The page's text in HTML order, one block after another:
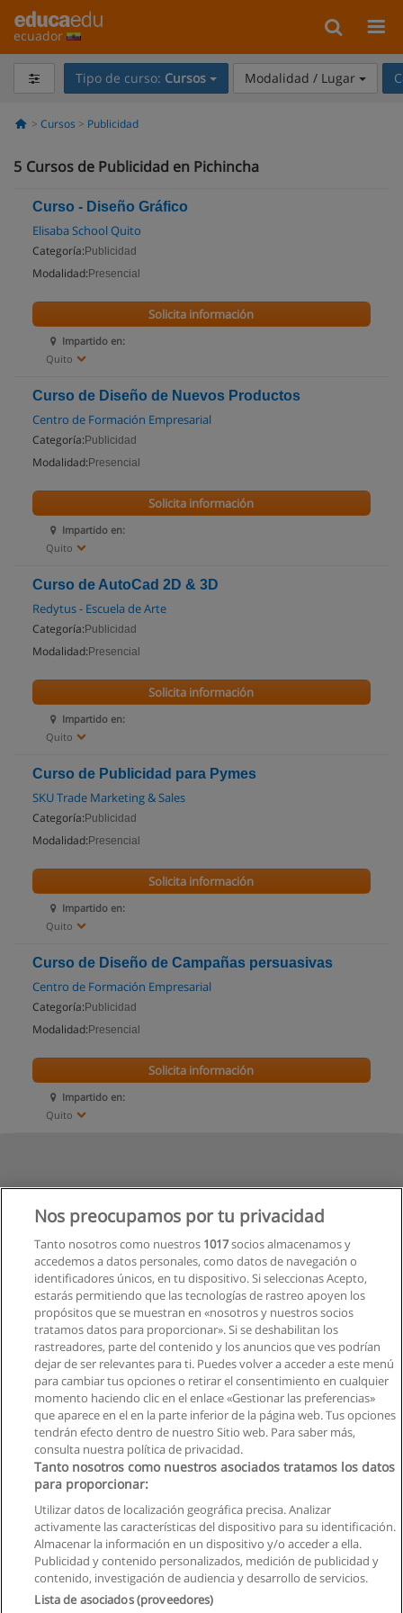
ecuador
Tipo de curso: Cursos Modalidad / Lugar
Cursos Publicidad
5 Cursos de Publicidad en Pichincha
Curso - Diseño Gráfico
Elisaba School Quito
Categoría: Publicidad
Modalidad: Presencial
Impartido en:
Quito
Solicita información
Curso de Diseño de Nuevos Productos
Centro de Formación Empresarial
Categoría: Publicidad
Modalidad: Presencial
Impartido en:
Quito
Solicita información
Curso de AutoCad 2D & 3D
Redytus - Escuela de Arte
Categoría: Publicidad
Modalidad: Presencial
Impartido en:
Quito
Solicita información
Curso de Publicidad para Pymes
SKU Trade Marketing & Sales
Categoría: Publicidad
Modalidad: Presencial
Impartido en:
Quito
Solicita información
Curso de Diseño de Campañas persuasivas
Centro de Formación Empresarial
Categoría: Publicidad
Modalidad: Presencial
Impartido en:
Quito
Solicita información
Reglas de uso
Privacidad de datos
Nos preocupamos por tu privacidad
Tanto nosotros como nuestros 1017socios almacenamos y
accedemos a datos personales, como datos de navegación o
identificadores únicos, en tu dispositivo. Si seleccionas Acepto,
estarás permitiendo que las tecnologías de rastreo apoyen los
propósitos que se muestran en «nosotros y nuestros socios
tratamos datos para proporcionar». Si se deshabilitan los
rastreadores, parte del contenido y los anuncios que ves podrían
dejar de ser relevantes para ti. Puedes volver a acceder a este menú
para cambiar tus opciones o retirar el consentimiento en cualquier
momento haciendo clic en el enlace «Gestionar las preferencias»
que aparece en el en la parte inferior de la página web. Tus opciones
tendrán efecto dentro de nuestro Sitio web. Para saber más,
consulta nuestra política de privacidad.
Tanto nosotros como nuestros asociados tratamos los datos
para proporcionar:
Utilizar datos de localización geográfica precisa. Analizar
activamente las características del dispositivo para su identificación.
Almacenar la información en un dispositivo y/o acceder a ella.
Publicidad y contenido personalizados, medición de publicidad y
contenido, investigación de audiencia y desarrollo de servicios.
Lista de asociados (proveedores)